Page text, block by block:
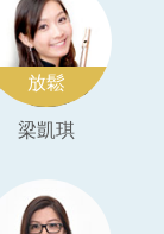
放鬆
梁凱琪